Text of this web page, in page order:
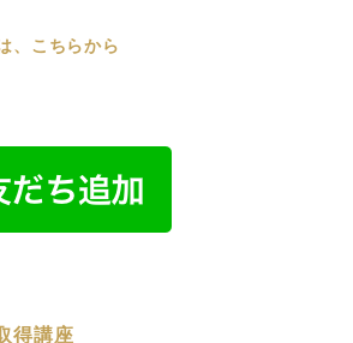
、こちらから
得講座